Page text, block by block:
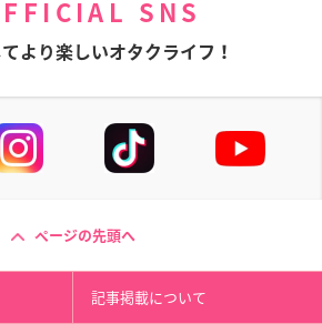
SNS
より楽しいオタクライフ！
ページの先頭へ
記事掲載について